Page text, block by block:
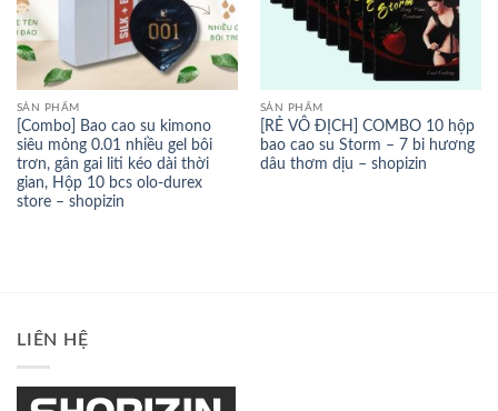
SẢN PHẨM
[Combo] Bao cao su kimono
siêu mỏng 0.01 nhiều gel bôi
trơn, gân gai liti kéo dài thời
gian, Hộp 10 bcs olo-durex
store – shopizin
SẢN PHẨM
[RẺ VÔ ĐỊCH] COMBO 10 hộp
bao cao su Storm – 7 bi hương
dâu thơm dịu – shopizin
LIÊN HỆ